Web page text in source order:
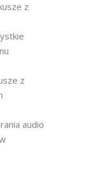
z
z
audio